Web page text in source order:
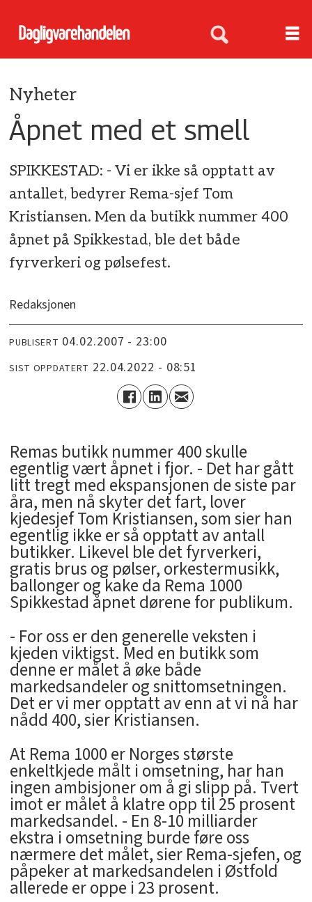
Nyheter
Åpnet med et smell
SPIKKESTAD: - Vi er ikke så opptatt av
antallet, bedyrer Rema-sjef Tom
Kristiansen. Men da butikk nummer 400
åpnet på Spikkestad, ble det både
fyrverkeri og pølsefest.
Redaksjonen
PUBLISERT 04.02.2007 - 23:00
SIST OPPDATERT 22.04.2022 - 08:51
Remas butikk nummer 400 skulle
egentlig vært åpnet i fjor. - Det har gått
litt tregt med ekspansjonen de siste par
åra, men nå skyter det fart, lover
kjedesjef Tom Kristiansen, som sier han
egentlig ikke er så opptatt av antall
butikker. Likevel ble det fyrverkeri,
gratis brus og pølser, orkestermusikk,
ballonger og kake da Rema 1000
Spikkestad åpnet dørene for publikum.
- For oss er den generelle veksten i
kjeden viktigst. Med en butikk som
denne er målet å øke både
markedsandeler og snittomsetningen.
Det er vi mer opptatt av enn at vi nå har
nådd 400, sier Kristiansen.
At Rema 1000 er Norges største
enkeltkjede målt i omsetning, har han
ingen ambisjoner om å gi slipp på. Tvert
imot er målet å klatre opp til 25 prosent
markedsandel. - En 8-10 milliarder
ekstra i omsetning burde føre oss
nærmere det målet, sier Rema-sjefen, og
påpeker at markedsandelen i Østfold
allerede er oppe i 23 prosent.